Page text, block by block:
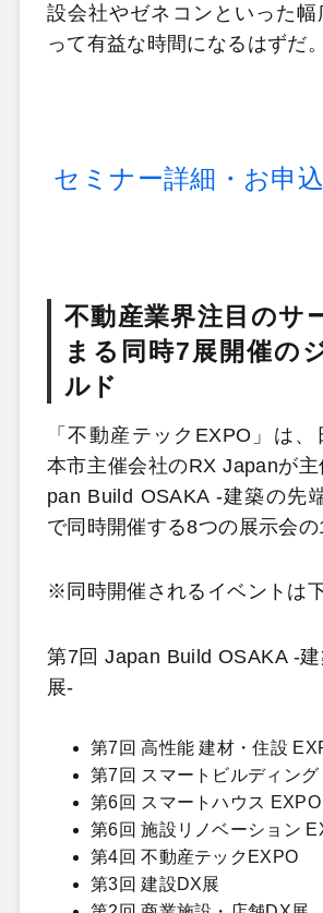
設会社やゼネコンといった幅
って有益な時間になるはずだ。
セミナー詳細・お申
不動産業界注目のサ
まる同時7展開催の
ルド
「不動産テックEXPO」は
本市主催会社のRX Japanが
pan Build OSAKA -建築の先
で同時開催する8つの展示会の
※同時開催されるイベントは
第7回 Japan Build OSAKA -
展-
第7回 高性能 建材・住設
第7回 スマートビルディン
第6回 スマートハウス EXPO
第6回 施設リノベーション
第4回 不動産テックEXPO
第3回 建設DX展